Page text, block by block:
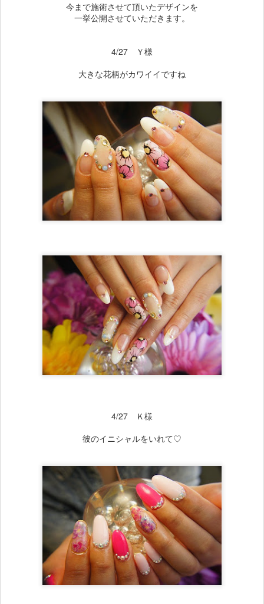
今まで施術させて頂いたデザインを
一挙公開させていただきます。
4/27 Ｙ様
大きな花柄がカワイイですね
4/27 Ｋ様
彼のイニシャルをいれて♡